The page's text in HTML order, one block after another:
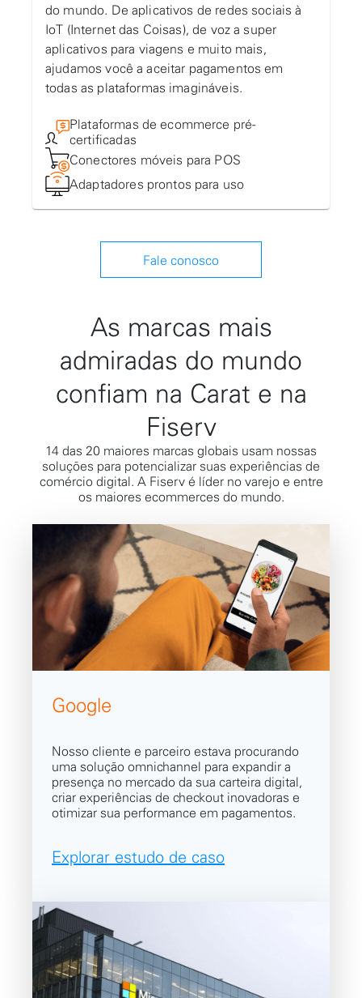
do mundo. De aplicativos de redes sociais à
IoT (Internet das Coisas), de voz a super
aplicativos para viagens e muito mais,
ajudamos você a aceitar pagamentos em
todas as plataformas imagináveis.
Plataformas de ecommerce pré-
certificadas
Conectores móveis para POS
Adaptadores prontos para uso
Fale conosco
As marcas mais
admiradas do mundo
confiam na Carat e na
Fiserv
14 das 20 maiores marcas globais usam nossas
soluções para potencializar suas experiências de
comércio digital. A Fiserv é líder no varejo e entre
os maiores ecommerces do mundo.
Google
Nosso cliente e parceiro estava procurando
uma solução omnichannel para expandir a
presença no mercado da sua carteira digital,
criar experiências de checkout inovadoras e
otimizar sua performance em pagamentos.
Explorar estudo de caso